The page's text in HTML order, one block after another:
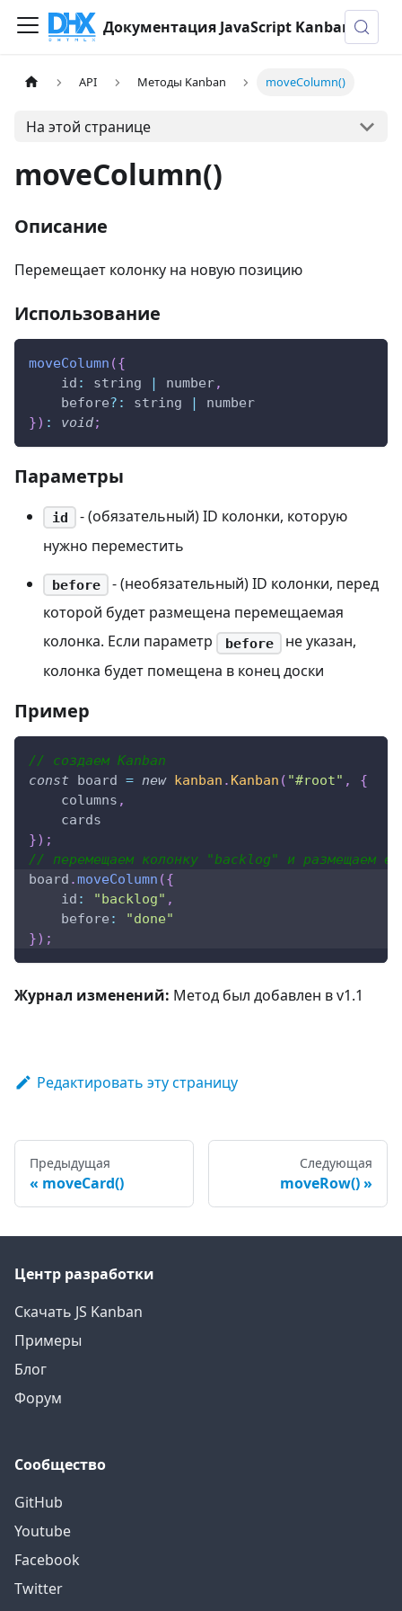
Документация JavaScript Kanban
API Методы Kanban moveColumn()
На этой странице
moveColumn()
Описание
Перемещает колонку на новую позицию
Использование
moveColumn ({
id : string | number,
    before
? : string |
number
}) : void;
Параметры
id
- (обязательный) ID колонки, которую
нужно переместить
before
- (необязательный) ID колонки, перед
которой будет размещена перемещаемая
колонка. Если параметр
before
не указан,
колонка будет помещена в конец доски
Пример
// создаем Kanban
const board = new kanban . Kanban ( "#root" ,
{
    columns
,
    cards
}) ;
// перемещаем колонку "backlog" и размещаем
board .moveColumn ({
id : "backlog" ,
before :
"done"
}) ;
Журнал изменений: Метод был добавлен в v1.1
Редактировать эту страницу
Предыдущая
moveCard()
Следующая
moveRow()
Центр разработки
Скачать JS Kanban
Примеры
Блог
Форум
Сообщество
GitHub
Youtube
Facebook
Twitter